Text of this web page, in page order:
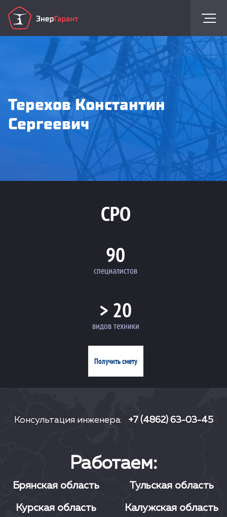
Терехов Константин
Сергеевич
СРО
90
специалистов
> 20
видов техники
Получить смету
Консультация инженера: +7 (4862) 63-03-45
Работаем:
Брянская область
Курская область
Тульская область
Калужская область